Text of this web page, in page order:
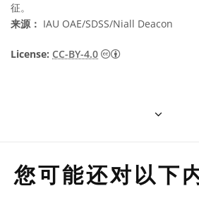
征。
来源： IAU OAE/SDSS/Niall Deacon
License: CC-BY-4.0 知识共享许可协
您可能还对以下